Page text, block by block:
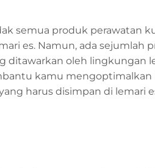
semua produk perawatan
es. Namun, ada sejumlah
ditawarkan oleh lingkungan
kamu
harus disimpan di lemari